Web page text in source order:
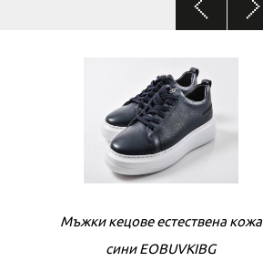
Дамски боти естествена кожа
бежови EOBUVKIBG
Мъжки кецове естествена кожа
сини EOBUVKIBG